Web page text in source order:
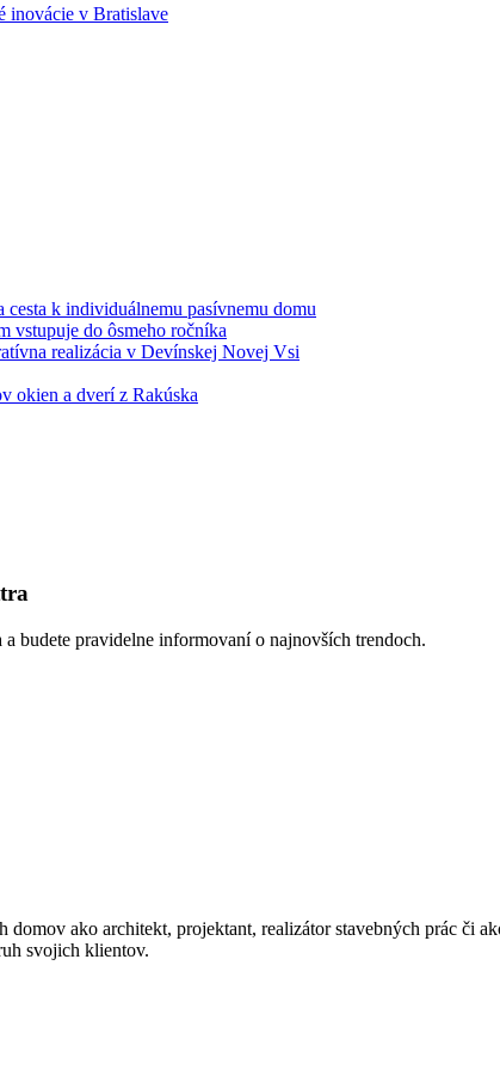
inovácie v Bratislave
k individuálnemu pasívnemu domu
vstupuje do ôsmeho ročníka
realizácia v Devínskej Novej Vsi
okien a dverí z Rakúska
a budete pravidelne informovaní o najnovších trendoch.
domov ako architekt, projektant, realizátor stavebných prác či
svojich klientov.